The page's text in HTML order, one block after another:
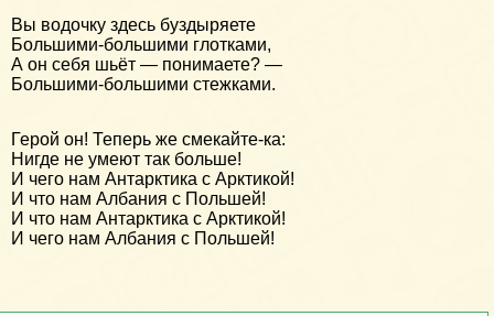
Вы водочку здесь буздыряете
Большими-большими глотками,
А он себя шьёт — понимаете? —
Большими-большими стежками.
Герой он! Теперь же смекайте-ка:
Нигде не умеют так больше!
И чего нам Антарктика с Арктикой!
И что нам Албания с Польшей!
И что нам Антарктика с Арктикой!
И чего нам Албания с Польшей!